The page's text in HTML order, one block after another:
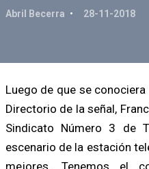
Abril Becerra 28-11-2018
Luego de que se
Directorio de la señal,
Sindicato Número 3 de
escenario de la estación
mejores. Tenemos el